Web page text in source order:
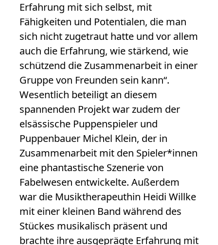
Erfahrung mit sich selbst, mit
Fähigkeiten und Potentialen, die man
sich nicht zugetraut hatte und vor allem
auch die Erfahrung, wie stärkend, wie
schützend die Zusammenarbeit in einer
Gruppe von Freunden sein kann“.
Wesentlich beteiligt an diesem
spannenden Projekt war zudem der
elsässische Puppenspieler und
Puppenbauer Michel Klein, der in
Zusammenarbeit mit den Spieler*innen
eine phantastische Szenerie von
Fabelwesen entwickelte. Außerdem
war die Musiktherapeuthin Heidi Willke
mit einer kleinen Band während des
Stückes musikalisch präsent und
brachte ihre ausgeprägte Erfahrung mit